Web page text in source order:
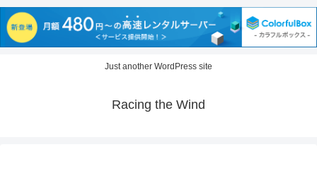
Just another WordPress site
Racing the Wind